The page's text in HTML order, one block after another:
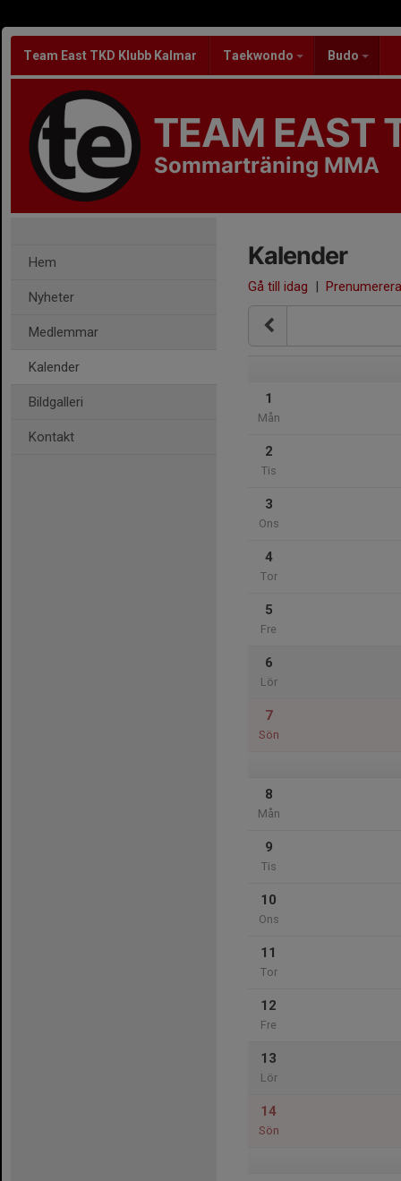
Team East TKD Klubb Kalmar Taekwondo Budo
TEAM EAST
Sommarträning MMA
Hem
Nyheter
Medlemmar
Kalender
Bildgalleri
Kontakt
Kalender
Gå till idag | Prenumerera
1
Mån
2
Tis
3
Ons
4
Tor
5
Fre
6
Lör
7
Sön
8
Mån
9
Tis
10
Ons
11
Tor
12
Fre
13
Lör
14
Sön